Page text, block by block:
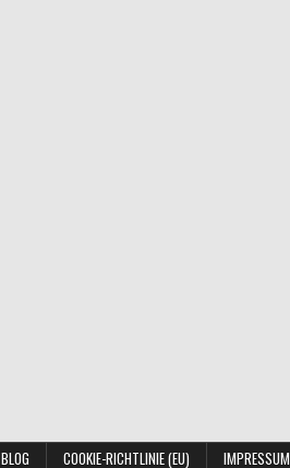
BLOG COOKIE-RICHTLINIE (EU) IMPRESSUM